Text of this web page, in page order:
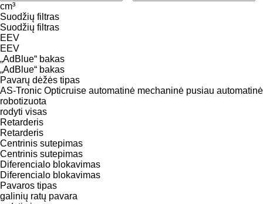
cm³
Suodžių filtras
Suodžių filtras
EEV
EEV
„AdBlue“ bakas
„AdBlue“ bakas
Pavarų dėžės tipas
AS-Tronic Opticruise automatinė mechaninė pusiau automatinė
robotizuota
rodyti visas
Retarderis
Retarderis
Centrinis sutepimas
Centrinis sutepimas
Diferencialo blokavimas
Diferencialo blokavimas
Pavaros tipas
galinių ratų pavara